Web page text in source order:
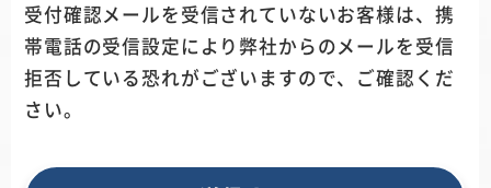
受付確認メールを受信されていないお客様は、 携
帯電話の受信設定により弊社からのメールを受信
拒否している恐れがございますので、ご確認くだ
さい。